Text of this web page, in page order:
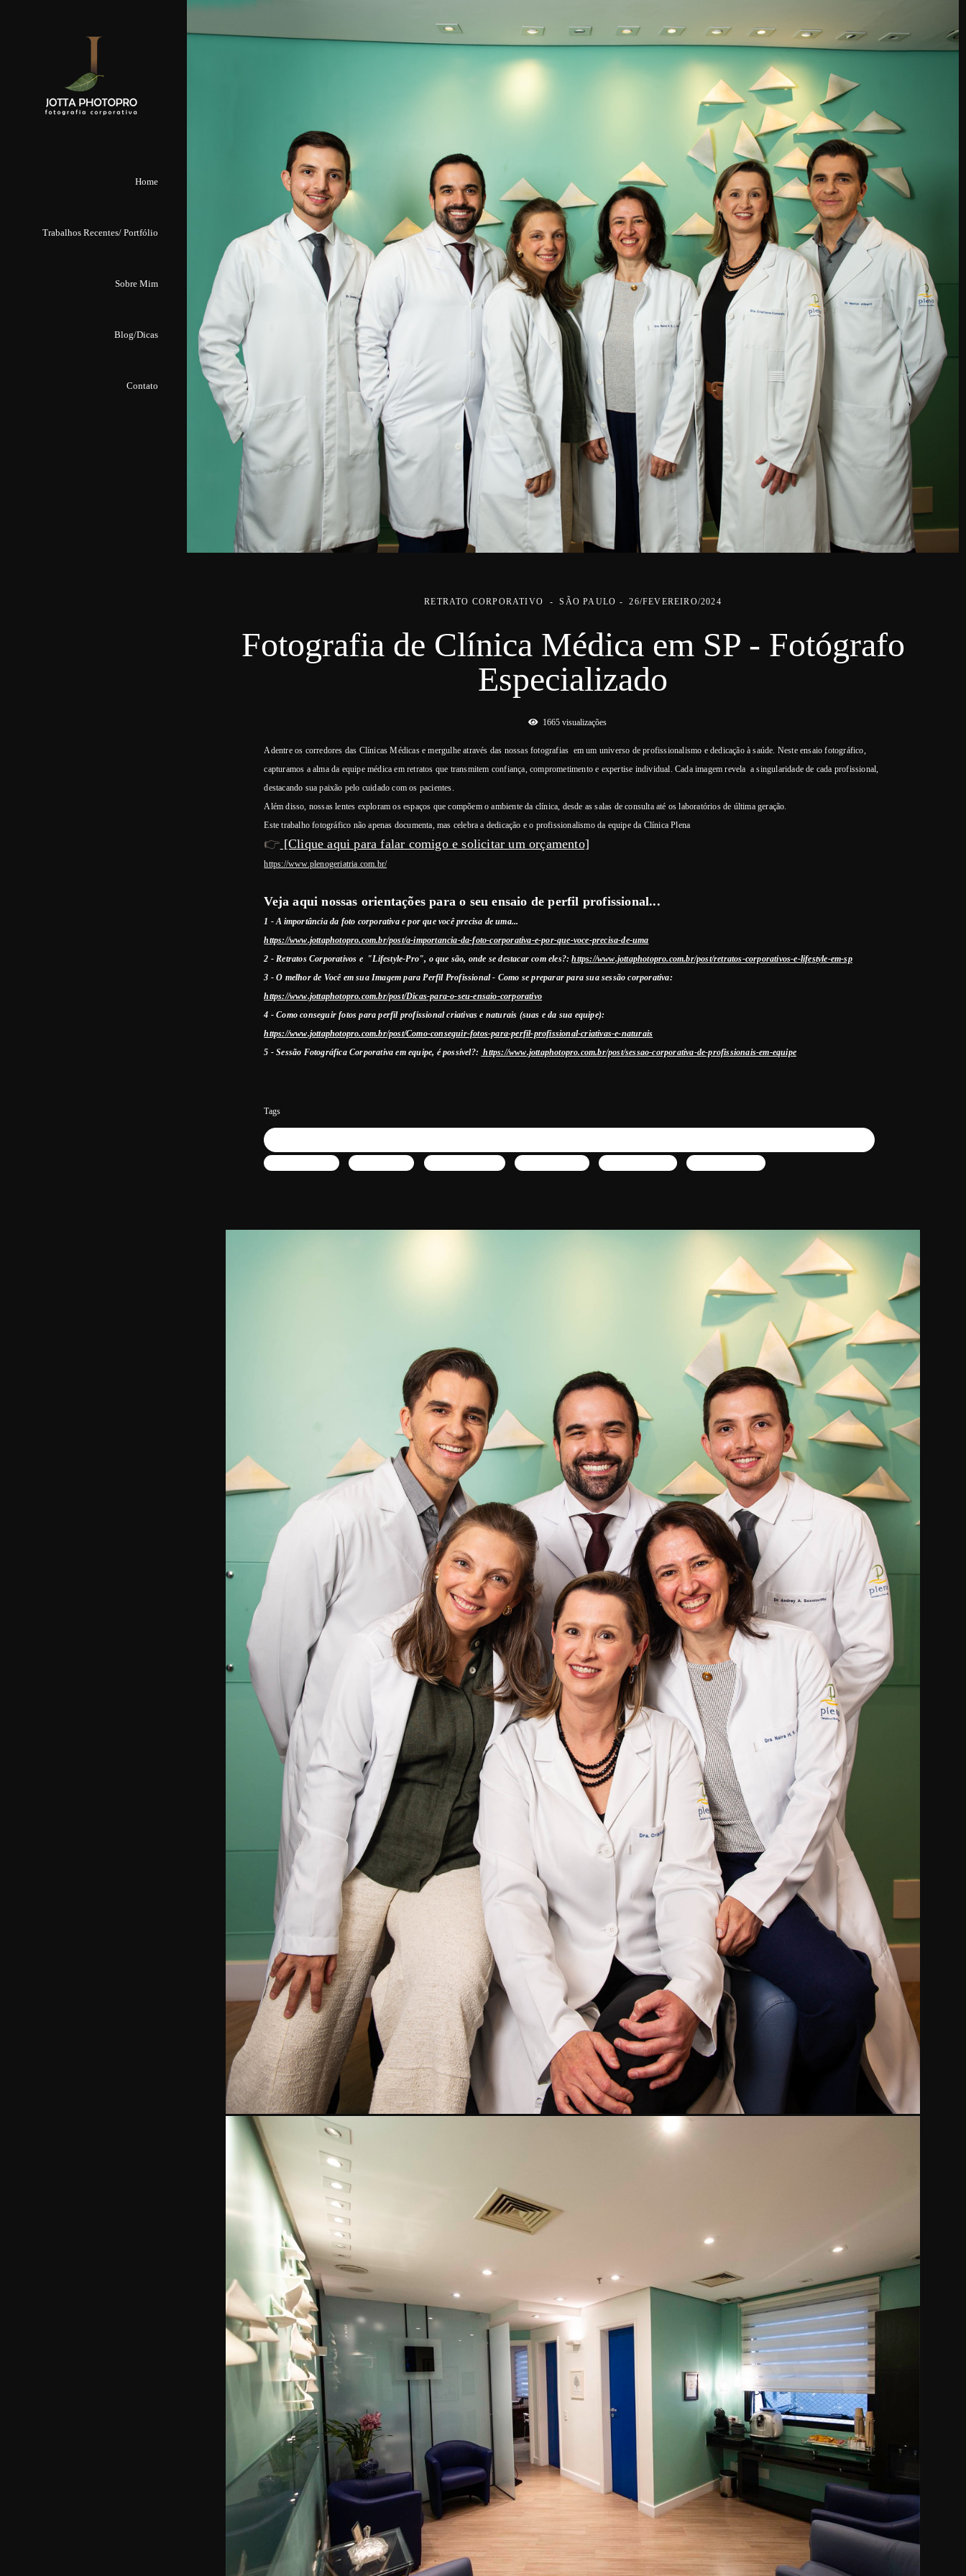
Home
Trabalhos Recentes/ Portfólio
Sobre Mim
Blog/Dicas
Contato
RETRATO CORPORATIVO SÃO PAULO 26/FEVEREIRO/2024
Fotografia de Clínica Médica em SP - Fotógrafo
Especializado
1665 visualizações
Adentre os corredores das Clínicas Médicas e mergulhe através das nossas fotografias em um universo de profissionalismo e dedicação à saúde. Neste ensaio fotográfico,
capturamos a alma da equipe médica em retratos que transmitem confiança, comprometimento e expertise individual. Cada imagem revela a singularidade de cada profissional,
destacando sua paixão pelo cuidado com os pacientes.
Além disso, nossas lentes exploram os espaços que compõem o ambiente da clínica, desde as salas de consulta até os laboratórios de última geração.
Este trabalho fotográfico não apenas documenta, mas celebra a dedicação e o profissionalismo da equipe da Clínica Plena
👉 [Clique aqui para falar comigo e solicitar um orçamento]
https://www.plenogeriatria.com.br/
Veja aqui nossas orientações para o seu ensaio de perfil profissional...
1 -A importância da foto corporativa e por que você precisa de uma...
https://www.jottaphotopro.com.br/post/a-importancia-da-foto-corporativa-e-por-que-voce-precisa-de-uma
2 - Retratos Corporativos e "Lifestyle-Pro", o que são, onde se destacar com eles?:https://www.jottaphotopro.com.br/post/retratos-corporativos-e-lifestyle-em-sp
3 - O melhor de Você em sua Imagem para Perfil Profissional - Como se preparar para sua sessão corporativa:
https://www.jottaphotopro.com.br/post/Dicas-para-o-seu-ensaio-corporativo
4 - Como conseguir fotos para perfil profissional criativas e naturais (suas e da sua equipe):
https://www.jottaphotopro.com.br/post/Como-conseguir-fotos-para-perfil-profissional-criativas-e-naturais
5 - Sessão Fotográfica Corporativa em equipe, é possível?: https://www.jottaphotopro.com.br/post/sessao-corporativa-de-profissionais-em-equipe
Tags